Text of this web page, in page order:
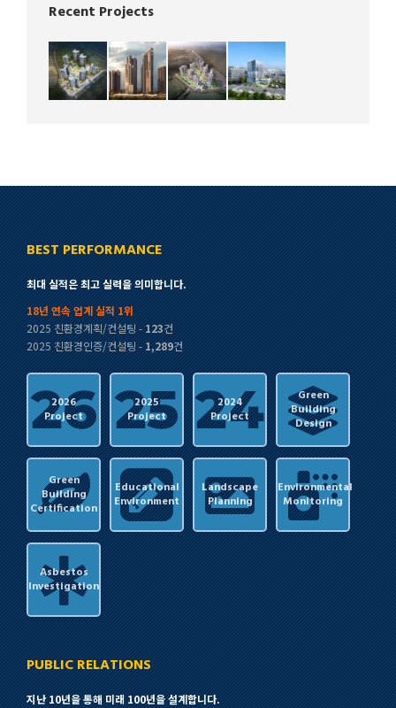
Recent Projects
BEST PERFORMANCE
최대 실적은 최고 실력을 의미합니다.
18년 연속 업계 실적 1위
2025 친환경계획/컨설팅 -123건
2025 친환경인증/컨설팅 -1,289건
2026
Project
2025
Project
2024
Project
Green
Building
Design
Green
Building
Certification
Educational
Environment
Landscape
Planning
Environmental
Monitoring
Asbestos
Investigation
PUBLIC RELATIONS
지난 10년을 통해 미래 100년을 설계합니다.